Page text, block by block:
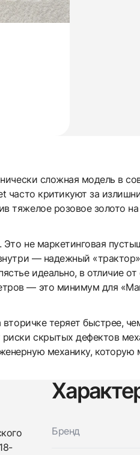
сложная модель в
критикуют за
тяжелое розовое золото
не маркетинговая
— надежный
идеально, в отличие
— это минимум для
теряет быстрее,
скрытых дефектов
механику,
Бренд